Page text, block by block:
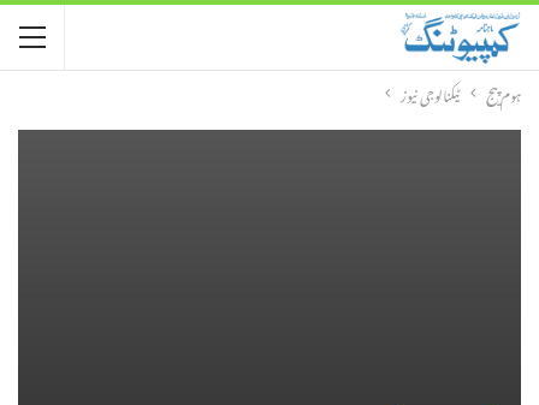
ہوم پیج ٹیکنالوجی نیوز